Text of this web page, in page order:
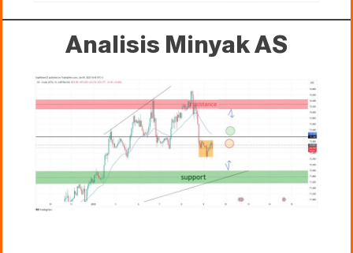
Analisis Minyak AS